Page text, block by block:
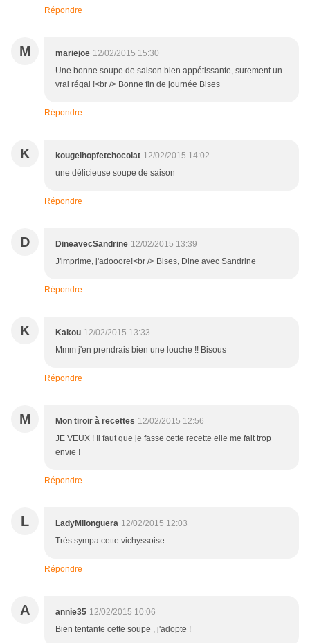
Répondre
M mariejoe 12/02/2015 15:30
Une bonne soupe de saison bien appétissante, surement un
vrai régal !<br /> Bonne fin de journée Bises
Répondre
K kougelhopfetchocolat 12/02/2015 14:02
une délicieuse soupe de saison
Répondre
D DineavecSandrine 12/02/2015 13:39
J'imprime, j'adooore!<br /> Bises, Dine avec Sandrine
Répondre
K Kakou 12/02/2015 13:33
Mmm j'en prendrais bien une louche !! Bisous
Répondre
M Mon tiroir à recettes 12/02/2015 12:56
JE VEUX ! Il faut que je fasse cette recette elle me fait trop
envie !
Répondre
L LadyMilonguera 12/02/2015 12:03
Très sympa cette vichyssoise...
Répondre
A annie35 12/02/2015 10:06
Bien tentante cette soupe , j'adopte !